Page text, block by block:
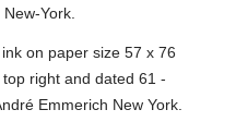
York.
on paper size 57 x 76
right and dated 61 -
Emmerich New York.